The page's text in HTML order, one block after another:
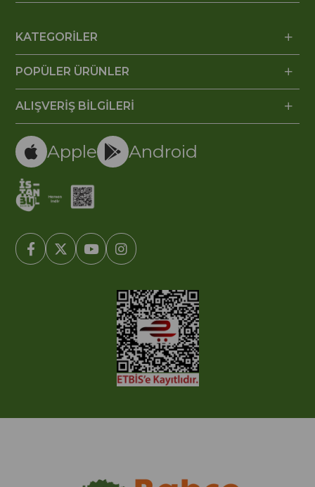
KATEGORİLER
POPÜLER ÜRÜNLER
ALIŞVERİŞ BİLGİLERİ
Apple Android